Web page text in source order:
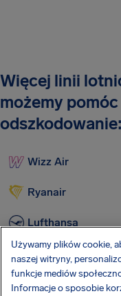
Więcej linii
możemy
odszkodowanie:
Wizz Air
Ryanair
Lufthansa
Polskie Linie
Enter Air
Używamy plików cookie,
naszej witryny,
funkcje mediów
Informacje o sposobie